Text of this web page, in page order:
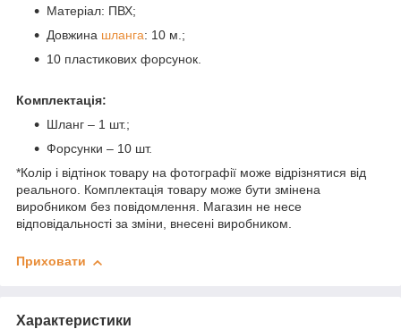
Матеріал: ПВХ;
Довжина шланга: 10 м.;
10 пластикових форсунок.
Комплектація:
Шланг – 1 шт.;
Форсунки – 10 шт.
*Колір і відтінок товару на фотографії може відрізнятися від
реального. Комплектація товару може бути змінена
виробником без повідомлення. Магазин не несе
відповідальності за зміни, внесені виробником.
Приховати
Характеристики